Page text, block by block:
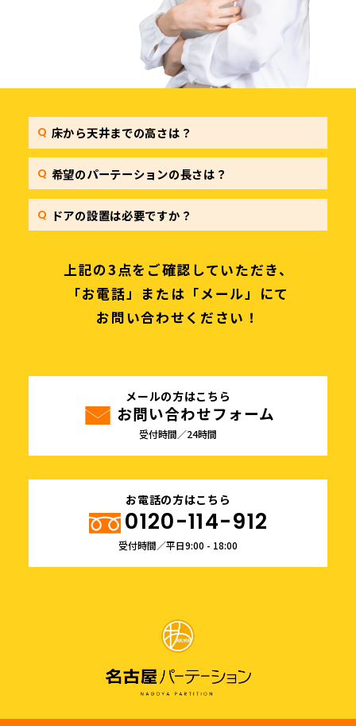
床から天井までの高さは？
希望のパーテーションの長さは？
ドアの設置は必要ですか？
上記の3点をご確認していただき、
「お電話」または「メール」にて
お問い合わせください！
お電話の方はこちら
0120-114-912
受付時間／平日9:00 - 18:00
メールの方はこちら
お問い合わせフォーム
受付時間／24時間